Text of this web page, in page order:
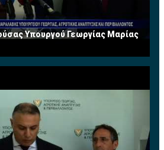
Υπουργού Γεωργίας Μαρίας